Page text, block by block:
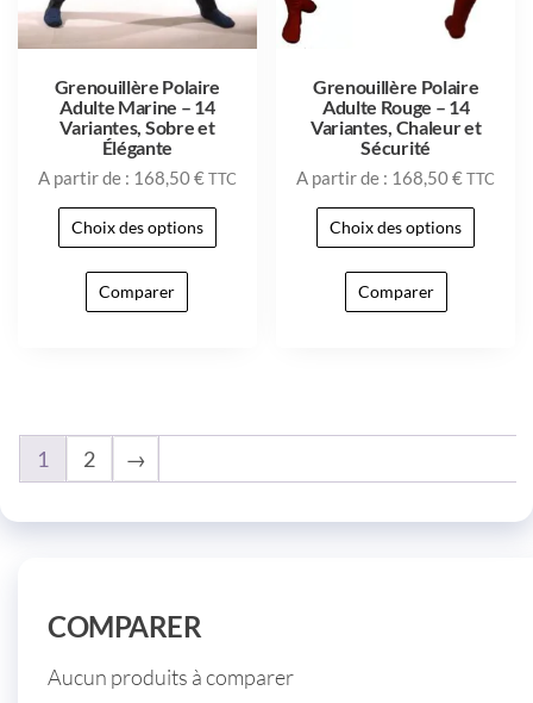
Grenouillère Polaire
Adulte Marine – 14
Variantes, Sobre et
Élégante
A partir de : 168,50€TTC
Choix des options
Comparer
Grenouillère Polaire
Adulte Rouge – 14
Variantes, Chaleur et
Sécurité
A partir de : 168,50€TTC
Choix des options
Comparer
1 2 →
COMPARER
Aucun produits à comparer